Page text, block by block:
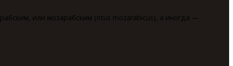
или мозарабским (ritus mozarabicus), а иногда —